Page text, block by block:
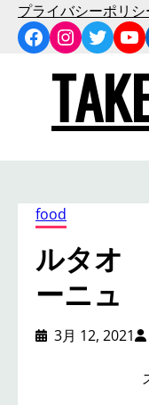
プライバシーポリシ
Facebook
food
ルタオ
ーニュ
3月 12, 2021